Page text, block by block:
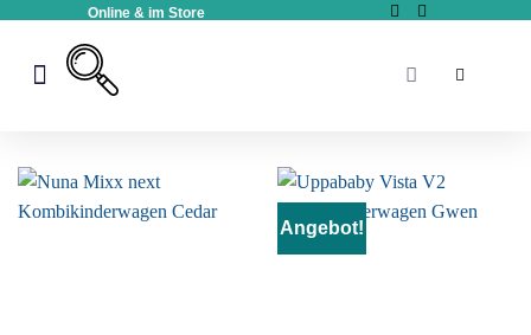
Online & im Store
Angebot!